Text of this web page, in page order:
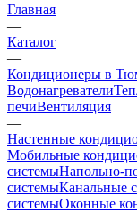
Главная
—
Каталог
—
Кондиционеры в
Водонагреватели
печиВентиляция
—
Настенные
Мобильные
системыНапольно-
системыКанальные
системыОконные